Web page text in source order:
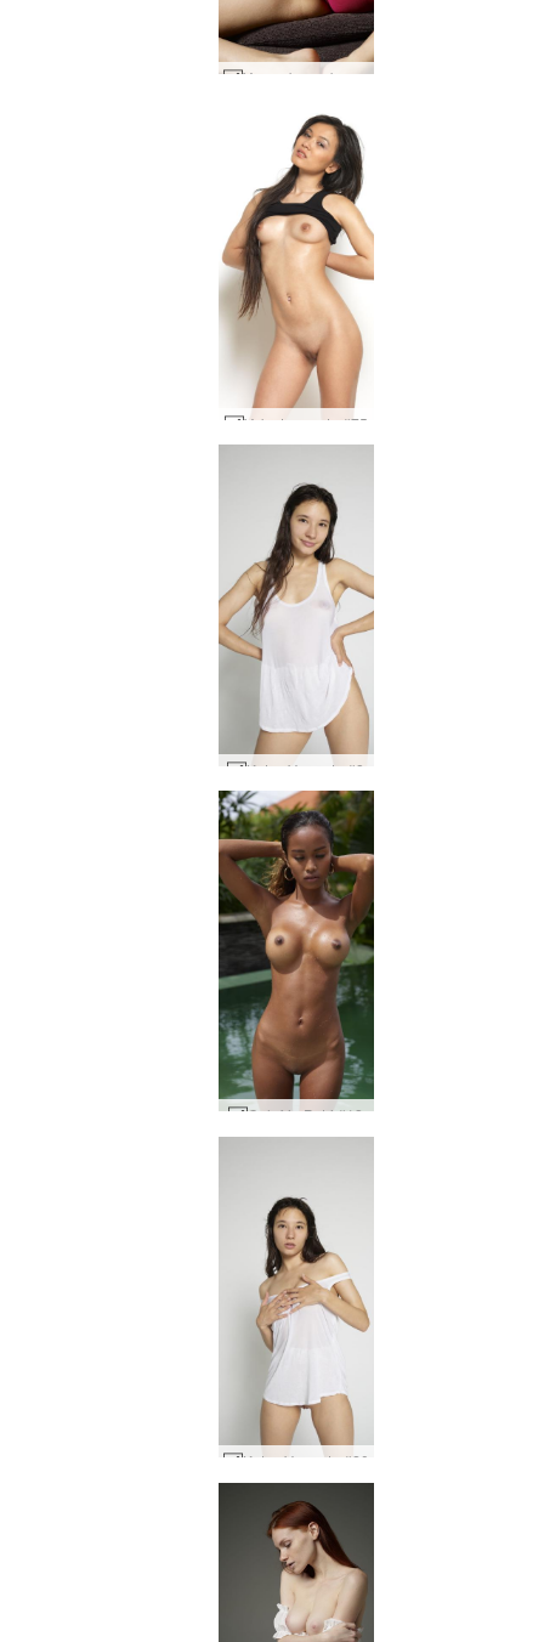
Yanna bem aberta #19
Yoko top preto #75
Katya V regata #8
Calafrio Putri #18
Katya V regata #20